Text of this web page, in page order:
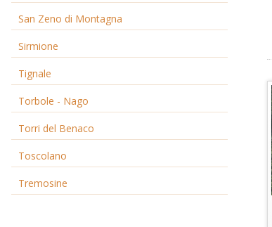
San Zeno di Montagna
Sirmione
Tignale
Torbole - Nago
Torri del Benaco
Toscolano
Tremosine